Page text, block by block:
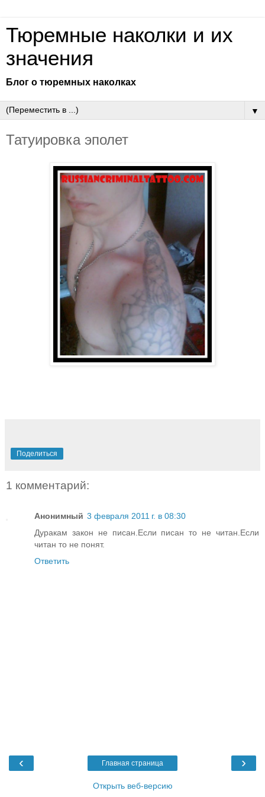
Тюремные наколки и их
значения
Блог о тюремных наколках
▼
Татуировка эполет
Поделиться
1 комментарий:
Анонимный 3 февраля 2011 г. в 08:30
Дуракам закон не писан.Если писан то не читан.Если
читан то не понят.
Ответить
‹ ›
Главная страница
Открыть веб-версию